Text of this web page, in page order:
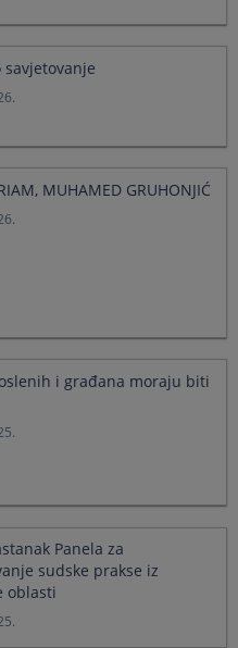
date.
Press
the
mark
key
to
the
savjetovanje
MUHAMED GRUHONJIĆ
i građana moraju biti
Panela za
sudske prakse iz
oblasti